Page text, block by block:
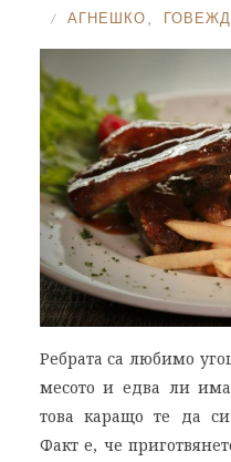
АГНЕШКО
Ребрата са любимо
месото и едва ли
това каращо те да
Факт е, че